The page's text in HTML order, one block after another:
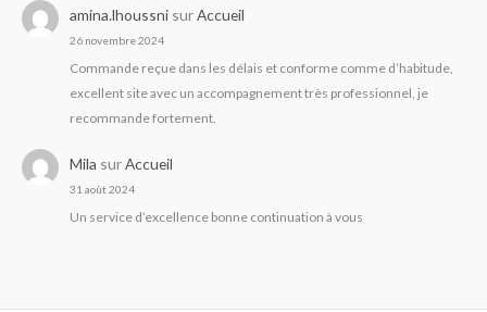
amina.lhoussni surAccueil
26 novembre 2024
Commande reçue dans les délais et conforme comme d’habitude,
excellent site avec un accompagnement très professionnel, je
recommande fortement.
Mila surAccueil
31 août 2024
Un service d’excellence bonne continuation à vous